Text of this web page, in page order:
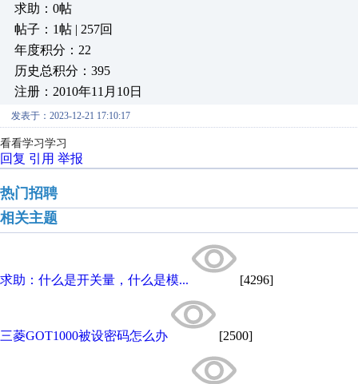
求助：0帖
帖子：1帖 | 257回
年度积分：22
历史总积分：395
注册：2010年11月10日
发表于：2023-12-21 17:10:17
看看学习学习
回复 引用 举报
热门招聘
相关主题
求助：什么是开关量，什么是模... [4296]
三菱GOT1000被设密码怎么办 [2500]